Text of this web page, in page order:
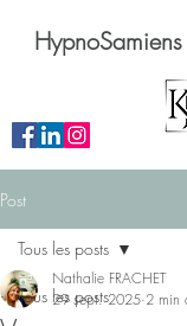
Post
Tous les posts
Tous les posts
Nathalie FRACHET
29 sept. 2025 2 min